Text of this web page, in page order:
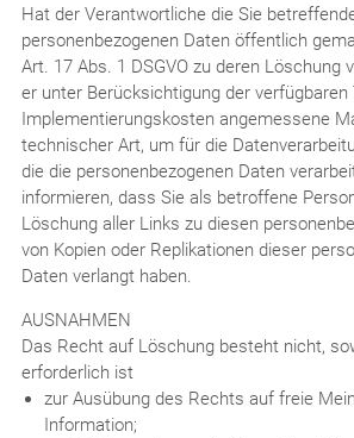
Hat der Verantwortliche die Sie
personenbezogenen Daten öffentlich
Art. 17 Abs. 1 DSGVO zu deren
er unter Berücksichtigung der verfügbaren
Implementierungskosten angemessene
technischer Art, um für die
die die personenbezogenen Daten
informieren, dass Sie als betroffene
Löschung aller Links zu diesen
von Kopien oder Replikationen dieser
Daten verlangt haben.
AUSNAHMEN
Das Recht auf Löschung besteht nicht,
erforderlich ist
zur Ausübung des Rechts auf freie
Information;